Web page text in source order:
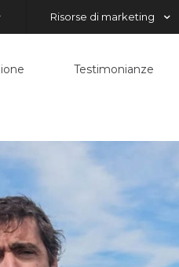
Risorse di marketing
Testimonianze